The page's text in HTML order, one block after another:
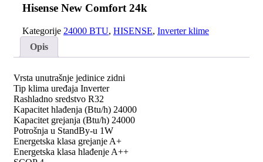
24kHisense New Comfort 24k
Kategorije 24000 BTU, HISENSE, Inverter klime
Opis
Vrsta unutrašnje jedinice zidni
Tip klima uređaja Inverter
Rashladno sredstvo R32
Kapacitet hlađenja (Btu/h) 24000
Kapacitet grejanja (Btu/h) 24000
Potrošnja u StandBy-u 1W
Energetska klasa grejanje A+
Energetska klasa hlađenje A++